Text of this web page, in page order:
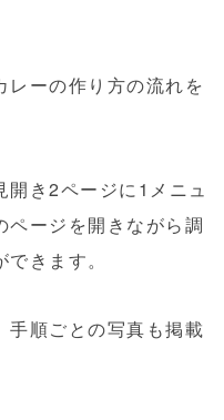
レーの作り方の流れを
き2ページに1メニュ
ページを開きながら調
きます。
手順ごとの写真も掲載